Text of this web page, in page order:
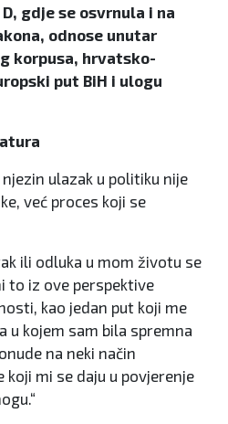
gdje se osvrnula i na
odnose unutar
korpusa, hrvatsko-
put BiH i ulogu
ulazak u politiku nije
već proces koji se
ili odluka u mom životu se
to iz ove perspektive
kao jedan put koji me
u kojem sam bila spremna
na neki način
mi se daju u povjerenje